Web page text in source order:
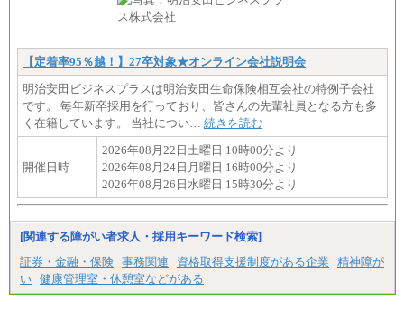
【定着率95％越！】27卒対象★オンライン会社説明会
明治安田ビジネスプラスは明治安田生命保険相互会社の特例子会社
です。 毎年新卒採用を行っており、皆さんの先輩社員となる方も多
く在籍しています。 当社につい… 続きを読む
開催日時
2026年08月22日土曜日 10時00分より
2026年08月24日月曜日 16時00分より
2026年08月26日水曜日 15時30分より
[関連する障がい者求人・採用キーワード検索]
証券・金融・保険 事務関連 資格取得支援制度がある企業
精神障が
い 健康管理室・休憩室などがある